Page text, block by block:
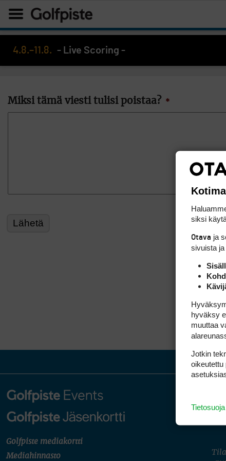
4.8.–11.8. - Live Scoring -
Miksi tämä viesti tulisi poistaa? *
Golfpiste mediakortti
Mediahinnasto
siksi
Otava ja
sivuista
hyväksy
muuttaa
Jotkin
oikeutettu
Tietosuoja